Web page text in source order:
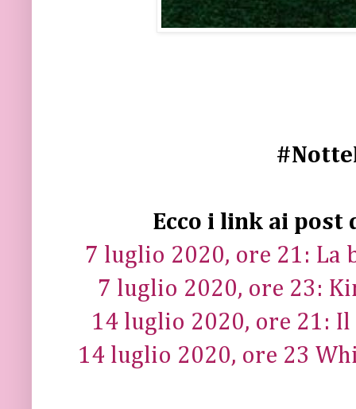
Ecco i link ai post
7 luglio 2020, ore 21: La
7 luglio 2020, ore 23:
14 luglio 2020, ore 21:
14 luglio 2020, ore 23